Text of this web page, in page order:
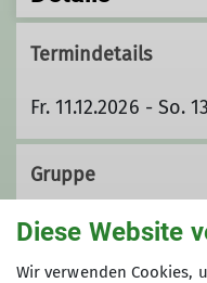
Termindetails
Fr. 11.12.2026 - So.
Gruppe
Jugend 2
Diese Website
Wir verwenden Cookies,